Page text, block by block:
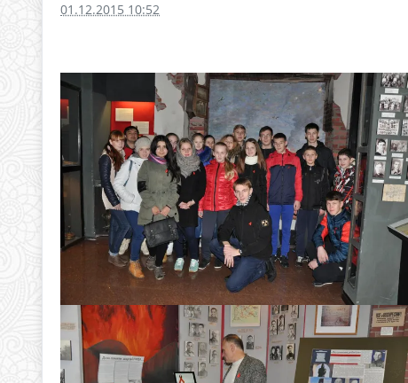
01.12.2015 10:52